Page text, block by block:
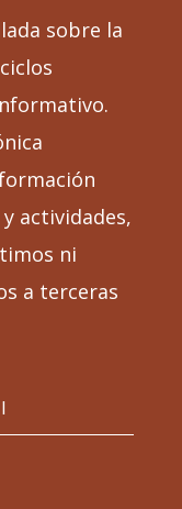
sobre la
actividades,
ni
a terceras